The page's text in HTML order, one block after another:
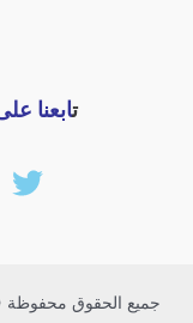
تابعنا
جميع الحقوق محفوظة © 2026 مظلات وسواتر